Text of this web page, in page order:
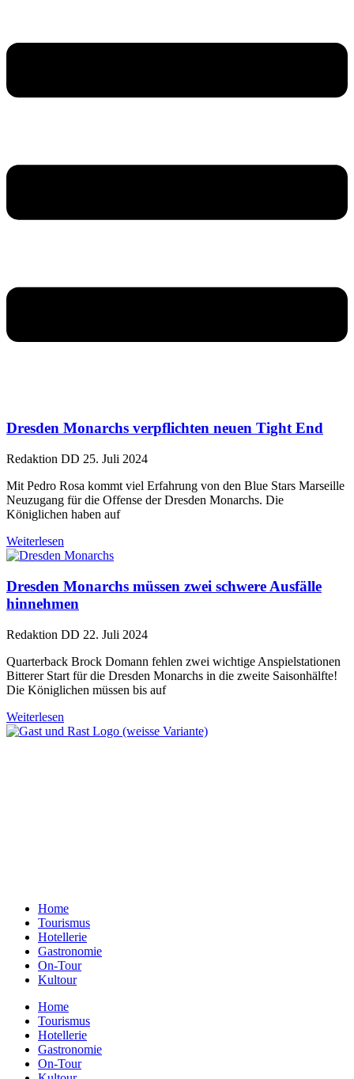
Dresden Monarchs verpflichten neuen Tight End
Redaktion DD 25. Juli 2024
Mit Pedro Rosa kommt viel Erfahrung von den Blue Stars Marseille
Neuzugang für die Offense der Dresden Monarchs. Die
Königlichen haben auf
Weiterlesen
Dresden Monarchs müssen zwei schwere Ausfälle
hinnehmen
Redaktion DD 22. Juli 2024
Quarterback Brock Domann fehlen zwei wichtige Anspielstationen
Bitterer Start für die Dresden Monarchs in die zweite Saisonhälfte!
Die Königlichen müssen bis auf
Weiterlesen
Home
Tourismus
Hotellerie
Gastronomie
On-Tour
Kultour
Home
Tourismus
Hotellerie
Gastronomie
On-Tour